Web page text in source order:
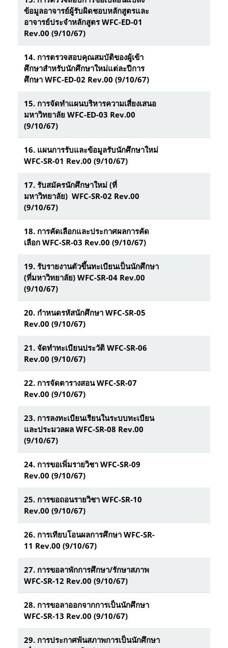
ข้อมูลอาจารย์ผู้รับผิดชอบหลักสูตรและ
อาจารย์ประจำหลักสูตร WFC-ED-01
Rev.00 (9/10/67)
14. การตรวจสอบคุณสมบัติของผู้เข้า
ศึกษาสำหรับนักศึกษาใหม่แต่ละปีการ
ศึกษา WFC-ED-02 Rev.00 (9/10/67)
15. การจัดทำแผนบริหารความเสี่ยงเสนอ
มหาวิทยาลัย WFC-ED-03 Rev.00
(9/10/67)
16. แผนการรับและข้อมูลรับนักศึกษาใหม่
WFC-SR-01 Rev.00 (9/10/67)
17. รับสมัครนักศึกษาใหม่ (ที่
มหาวิทยาลัย) WFC-SR-02 Rev.00
(9/10/67)
18. การคัดเลือกและประกาศผลการคัด
เลือก WFC-SR-03 Rev.00 (9/10/67)
19. รับรายงานตัวขึ้นทะเบียนเป็นนักศึกษา
(ที่มหาวิทยาลัย) WFC-SR-04 Rev.00
(9/10/67)
20. กำหนดรหัสนักศึกษา WFC-SR-05
Rev.00 (9/10/67)
21. จัดทำทะเบียนประวัติ WFC-SR-06
Rev.00 (9/10/67)
22. การจัดตารางสอน WFC-SR-07
Rev.00 (9/10/67)
23. การลงทะเบียนเรียนในระบบทะเบียน
และประมวลผล WFC-SR-08 Rev.00
(9/10/67)
24. การขอเพิ่มรายวิชา WFC-SR-09
Rev.00 (9/10/67)
25. การขอถอนรายวิชา WFC-SR-10
Rev.00 (9/10/67)
26. การเทียบโอนผลการศึกษา WFC-SR-
11 Rev.00 (9/10/67)
27. การขอลาพักการศึกษา/รักษาสภาพ
WFC-SR-12 Rev.00 (9/10/67)
28. การขอลาออกจากการเป็นนักศึกษา
WFC-SR-13 Rev.00 (9/10/67)
29. การประกาศพ้นสภาพการเป็นนักศึกษา